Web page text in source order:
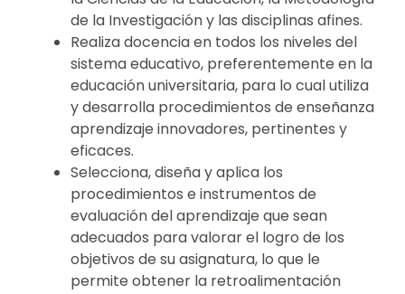
de la Investigación y las disciplinas afines.
Realiza docencia en todos los niveles del
sistema educativo, preferentemente en la
educación universitaria, para lo cual utiliza
y desarrolla procedimientos de enseñanza
aprendizaje innovadores, pertinentes y
eficaces.
Selecciona, diseña y aplica los
procedimientos e instrumentos de
evaluación del aprendizaje que sean
adecuados para valorar el logro de los
objetivos de su asignatura, lo que le
permite obtener la retroalimentación